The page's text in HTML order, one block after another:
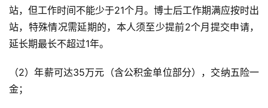
站，但工作时间不能少于21个月。博士后工作期满应按时出
站，特殊情况需延期的，本人须至少提前2个月提交申请，
延长期最长不超过1年。
（2）年薪可达35万元（含公积金单位部分），交纳五险一
金；